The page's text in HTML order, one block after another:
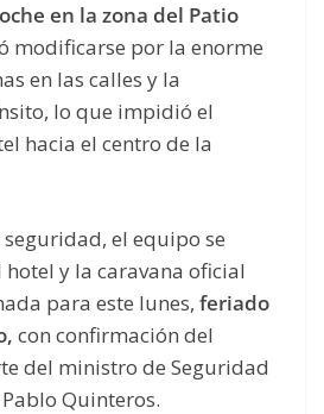
en la zona del Patio
modificarse por la enorme
en las calles y la
lo que impidió el
hacia el centro de la
seguridad, el equipo se
y la caravana oficial
para este lunes, feriado
con confirmación del
del ministro de Seguridad
Quinteros.